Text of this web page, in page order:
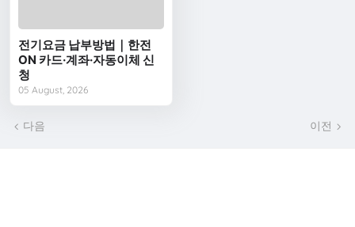
전기요금 납부방법｜한전
ON 카드·계좌·자동이체 신
청
05 August, 2026
다음 이전